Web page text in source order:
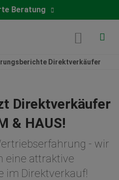
Beratung
Direktverkäufer
Direktverkäufer
& HAUS!
- wir
eine attraktive
im Direktverkauf!